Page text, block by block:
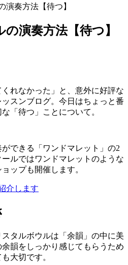
演奏方法【待つ】
演奏方法【待つ】
くれなかった」と、意外に好評な
スンブログ。今日はちょっと番
「待つ」ことについて。
できる「ワンドマレット」の2
ルではワンドマレットのような
ップも開催します。
介します
タルボウルは「余韻」の中に美
韻をしっかり感じてもらうため
大切です。